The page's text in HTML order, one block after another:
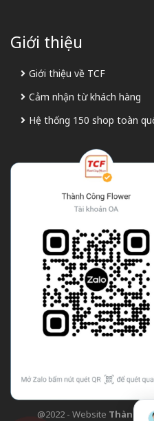
Giới thiệu
Giới thiệu về TCF
Cảm nhận từ khách hàng
Hệ thống 150 shop toàn
@2022 - Website Thành